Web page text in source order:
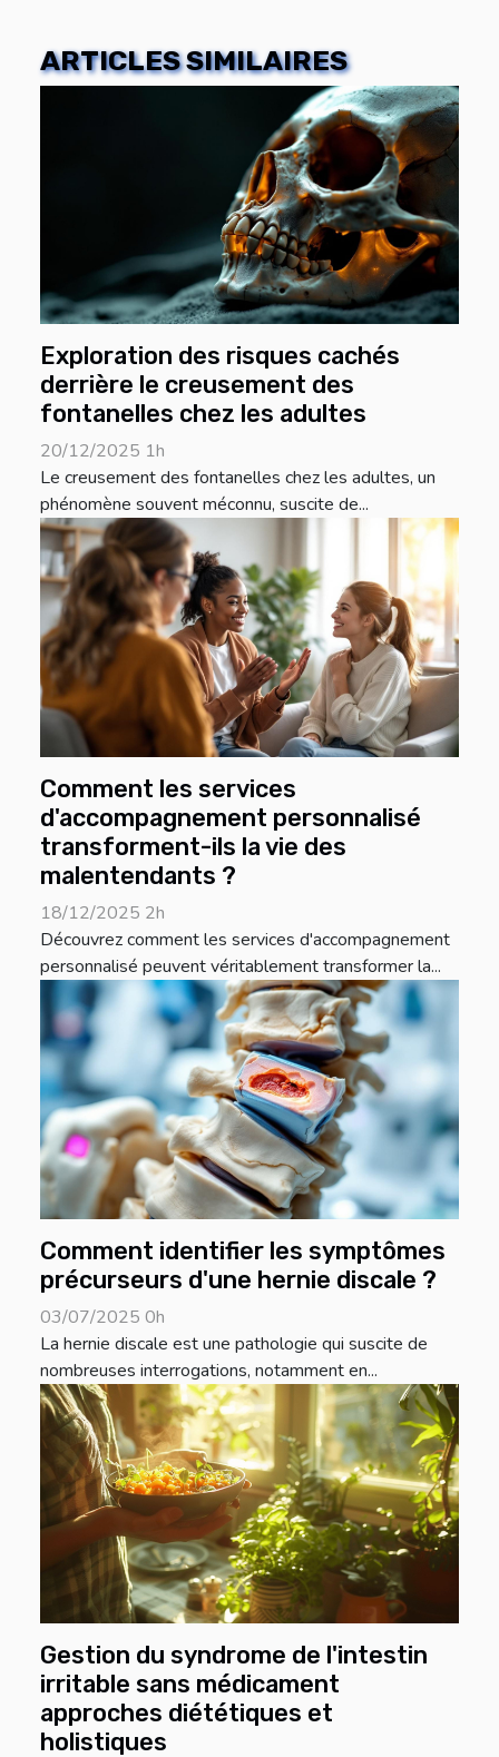
ARTICLES SIMILAIRES
Exploration des risques cachés
derrière le creusement des
fontanelles chez les adultes
20/12/2025 1h
Le creusement des fontanelles chez les adultes, un
phénomène souvent méconnu, suscite de...
Comment les services
d'accompagnement personnalisé
transforment-ils la vie des
malentendants ?
18/12/2025 2h
Découvrez comment les services d'accompagnement
personnalisé peuvent véritablement transformer la...
Comment identifier les symptômes
précurseurs d'une hernie discale ?
03/07/2025 0h
La hernie discale est une pathologie qui suscite de
nombreuses interrogations, notamment en...
Gestion du syndrome de l'intestin
irritable sans médicament
approches diététiques et
holistiques